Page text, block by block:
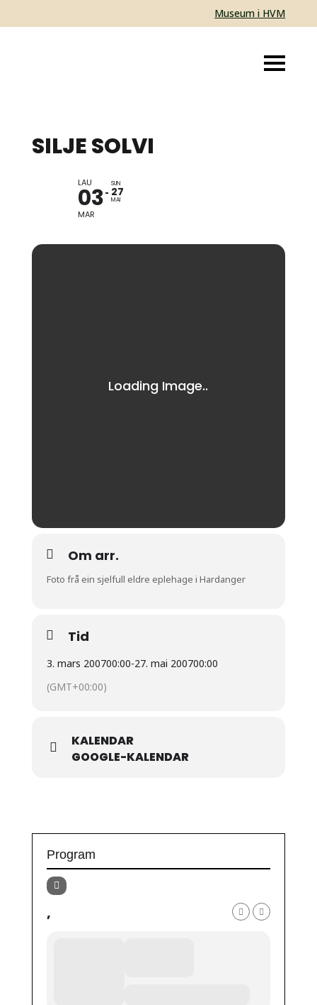
Museum i HVM
SILJE SOLVI
LAU
03
MAR
SUN
27
MAI
Om arr.
Foto frå ein sjelfull eldre eplehage i Hardanger
Tid
3. mars 200700:00-27. mai 200700:00
(GMT+00:00)
KALENDAR
GOOGLE-KALENDAR
Program
,